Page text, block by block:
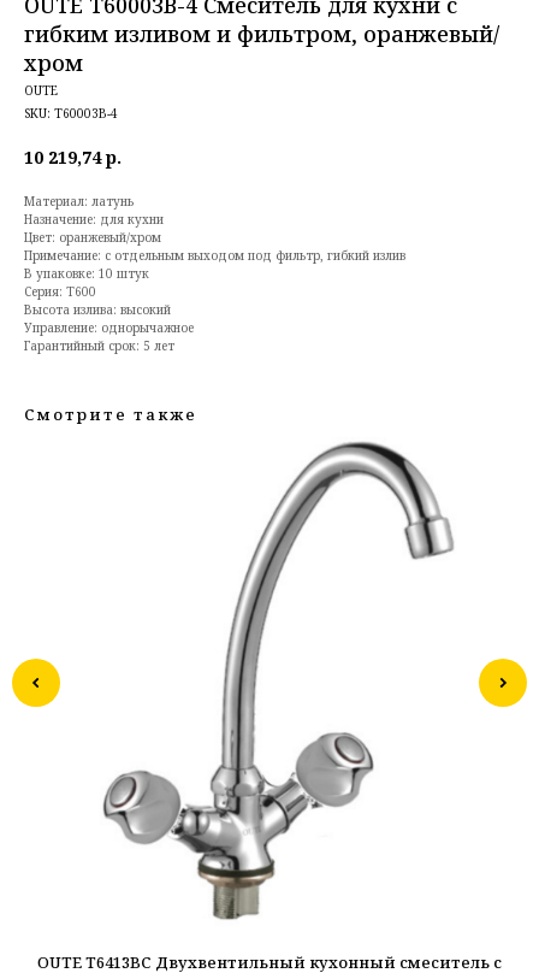
гибким изливом и фильтром, оранжевый/
хром
OUTE
SKU: T60003B-4
10 219,74 р.
Материал: латунь
Назначение: для кухни
Цвет: оранжевый/хром
Примечание: с отдельным выходом под фильтр, гибкий излив
В упаковке: 10 штук
Серия: T600
Высота излива: высокий
Управление: однорычажное
Гарантийный срок: 5 лет
Смотрите также
OUTE T6413BС Двухвентильный кухонный смеситель с